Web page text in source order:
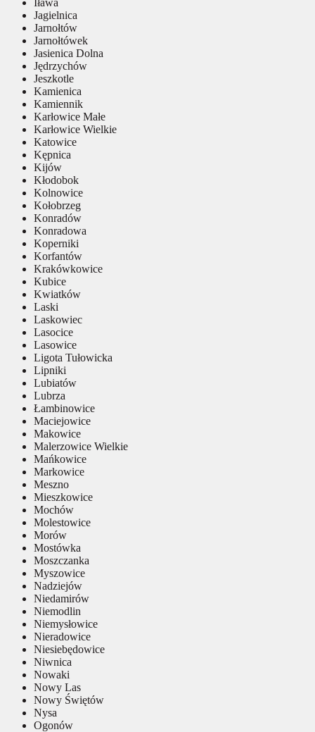
Jagielnica
Jarnołtów
Jarnołtówek
Jasienica Dolna
Jędrzychów
Jeszkotle
Kamienica
Kamiennik
Karłowice Małe
Karłowice Wielkie
Katowice
Kępnica
Kijów
Kłodobok
Kolnowice
Kołobrzeg
Konradów
Konradowa
Koperniki
Korfantów
Krakówkowice
Kubice
Kwiatków
Laski
Laskowiec
Lasocice
Lasowice
Ligota Tułowicka
Lipniki
Lubiatów
Lubrza
Łambinowice
Maciejowice
Makowice
Malerzowice Wielkie
Mańkowice
Markowice
Meszno
Mieszkowice
Mochów
Molestowice
Morów
Mostówka
Moszczanka
Myszowice
Nadziejów
Niedamirów
Niemodlin
Niemysłowice
Nieradowice
Niesiebędowice
Niwnica
Nowaki
Nowy Las
Nowy Świętów
Nysa
Ogonów